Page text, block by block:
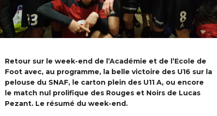
Retour sur le week-end de l’Académie et de l’Ecole de
Foot avec, au programme, la belle victoire des U16 sur la
pelouse du SNAF, le carton plein des U11 A, ou encore
le match nul prolifique des Rouges et Noirs de Lucas
Pezant. Le résumé du week-end.